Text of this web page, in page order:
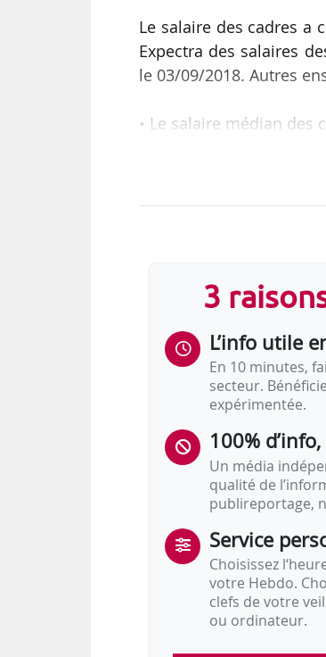
Le salaire des cadres a
Expectra des salaires
le 03/09/2018. Autres
• Le salaire médian des
• Tous les secteurs
• L’augmentation du
doivent faire appel à
Le salaire des
3
L’info utile
En 10 minutes,
secteur.
expérimentée.
100%
Un média
qualité de
publireportage,
Service
Choisissez
votre Hebdo.
clefs de votre
ou ordinateur.